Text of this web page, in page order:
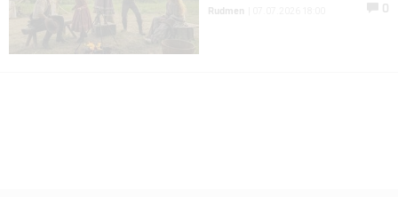
Rudmen 0